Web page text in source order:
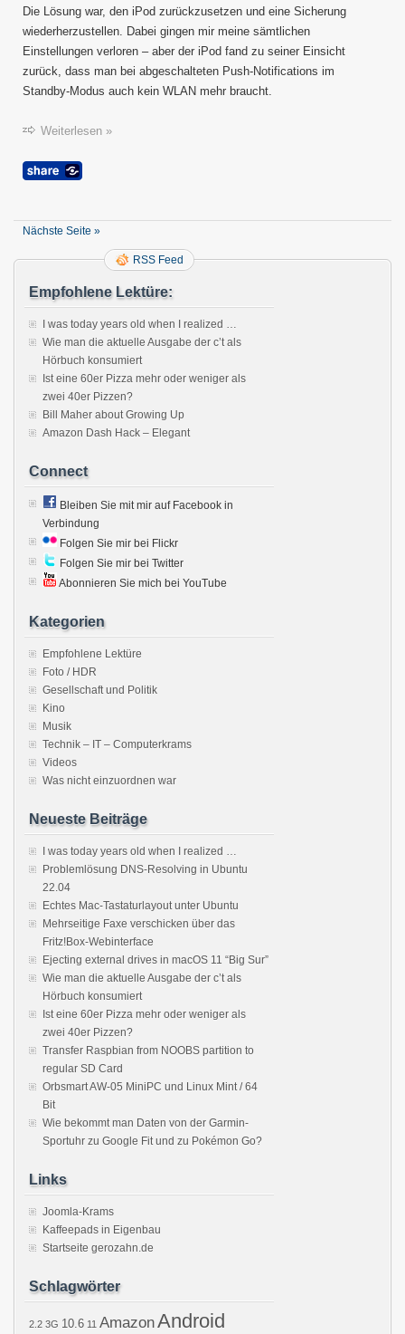
Die Lösung war, den iPod zurückzusetzen und eine Sicherung
wiederherzustellen. Dabei gingen mir meine sämtlichen
Einstellungen verloren – aber der iPod fand zu seiner Einsicht
zurück, dass man bei abgeschalteten Push-Notifications im
Standby-Modus auch kein WLAN mehr braucht.
Weiterlesen »
Nächste Seite »
RSS Feed
Empfohlene Lektüre:
I was today years old when I realized …
Wie man die aktuelle Ausgabe der c’t als
Hörbuch konsumiert
Ist eine 60er Pizza mehr oder weniger als
zwei 40er Pizzen?
Bill Maher about Growing Up
Amazon Dash Hack – Elegant
Connect
Bleiben Sie mit mir auf Facebook in
Verbindung
Folgen Sie mir bei Flickr
Folgen Sie mir bei Twitter
Abonnieren Sie mich bei YouTube
Kategorien
Empfohlene Lektüre
Foto / HDR
Gesellschaft und Politik
Kino
Musik
Technik – IT – Computerkrams
Videos
Was nicht einzuordnen war
Neueste Beiträge
I was today years old when I realized …
Problemlösung DNS-Resolving in Ubuntu
22.04
Echtes Mac-Tastaturlayout unter Ubuntu
Mehrseitige Faxe verschicken über das
Fritz!Box-Webinterface
Ejecting external drives in macOS 11 “Big Sur”
Wie man die aktuelle Ausgabe der c’t als
Hörbuch konsumiert
Ist eine 60er Pizza mehr oder weniger als
zwei 40er Pizzen?
Transfer Raspbian from NOOBS partition to
regular SD Card
Orbsmart AW-05 MiniPC und Linux Mint / 64
Bit
Wie bekommt man Daten von der Garmin-
Sportuhr zu Google Fit und zu Pokémon Go?
Links
Joomla-Krams
Kaffeepads in Eigenbau
Startseite gerozahn.de
Schlagwörter
2.2 3G 10.6 11 AmazonAndroid